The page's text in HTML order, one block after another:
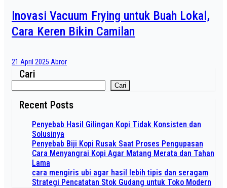
Inovasi Vacuum Frying untuk Buah Lokal,
Cara Keren Bikin Camilan
21 April 2025 Abror
Cari
Cari
Recent Posts
Penyebab Hasil Gilingan Kopi Tidak Konsisten dan
Solusinya
Penyebab Biji Kopi Rusak Saat Proses Pengupasan
Cara Menyangrai Kopi Agar Matang Merata dan Tahan
Lama
cara mengiris ubi agar hasil lebih tipis dan seragam
Strategi Pencatatan Stok Gudang untuk Toko Modern